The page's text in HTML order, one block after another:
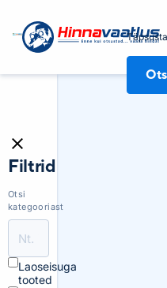
Täpsusta
Filtrid
Otsi
kategooriast
Laoseisuga
tooted